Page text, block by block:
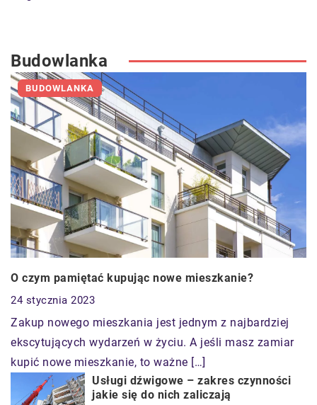
Budowlanka
BUDOWLANKA
O czym pamiętać kupując nowe mieszkanie?
24 stycznia 2023
Zakup nowego mieszkania jest jednym z najbardziej
ekscytujących wydarzeń w życiu. A jeśli masz zamiar
kupić nowe mieszkanie, to ważne […]
Usługi dźwigowe – zakres czynności
jakie się do nich zaliczają